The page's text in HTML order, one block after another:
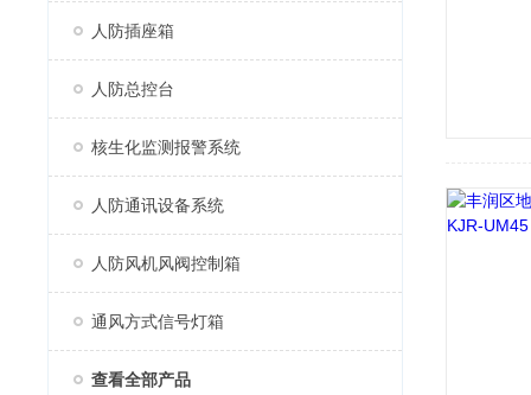
人防插座箱
人防总控台
核生化监测报警系统
人防通讯设备系统
人防风机风阀控制箱
通风方式信号灯箱
查看全部产品